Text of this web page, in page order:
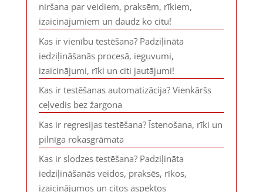
niršana par veidiem, praksēm, rīkiem,
izaicinājumiem un daudz ko citu!
Kas ir vienību testēšana? Padziļināta
iedziļināšanās procesā, ieguvumi,
izaicinājumi, rīki un citi jautājumi!
Kas ir testēšanas automatizācija? Vienkāršs
ceļvedis bez žargona
Kas ir regresijas testēšana? Īstenošana, rīki un
pilnīga rokasgrāmata
Kas ir slodzes testēšana? Padziļināta
iedziļināšanās veidos, praksēs, rīkos,
izaicinājumos un citos aspektos